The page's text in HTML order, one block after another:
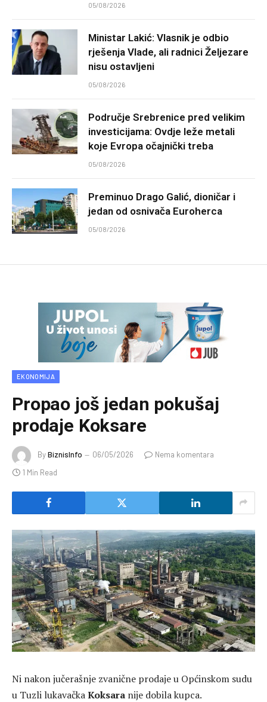
05/08/2026
Ministar Lakić: Vlasnik je odbio
rješenja Vlade, ali radnici Željezare
nisu ostavljeni
05/08/2026
Područje Srebrenice pred velikim
investicijama: Ovdje leže metali
koje Evropa očajnički treba
05/08/2026
Preminuo Drago Galić, dioničar i
jedan od osnivača Euroherca
05/08/2026
EKONOMIJA
Propao još jedan pokušaj
prodaje Koksare
ByBiznisInfo 06/05/2026
Nema komentara
1 Min Read
Ni nakon jučerašnje zvanične prodaje u Općinskom sudu
u Tuzli lukavačkaKoksara nije dobila kupca.